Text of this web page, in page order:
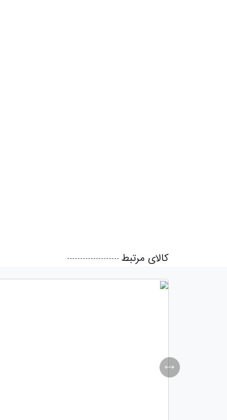
کالای مرتبط